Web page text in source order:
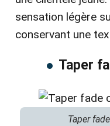
sensation légère
conservant une
Taper
Taper fade